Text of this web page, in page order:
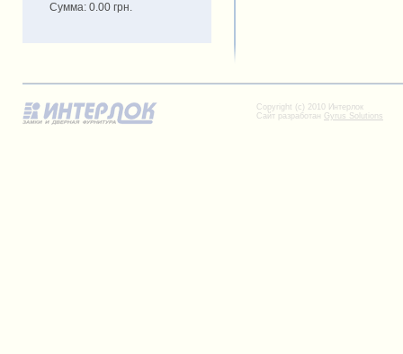
Cумма: 0.00 грн.
Copyright (c) 2010 Интерлок
Сайт разработан Gyrus Solutions